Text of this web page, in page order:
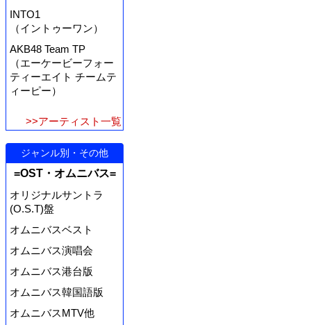
INTO1
（イントゥーワン）
AKB48 Team TP
（エーケービーフォー
ティーエイト チームテ
ィーピー）
>>アーティスト一覧
ジャンル別・その他
=OST・オムニバス=
オリジナルサントラ
(O.S.T)盤
オムニバスベスト
オムニバス演唱会
オムニバス港台版
オムニバス韓国語版
オムニバスMTV他